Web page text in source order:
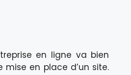
en ligne va bien
en place d’un site.